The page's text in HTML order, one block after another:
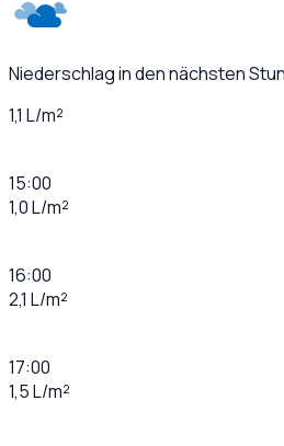
Niederschlag in den nächsten
1,1 L/m²
15:00
1,0 L/m²
16:00
2,1 L/m²
17:00
1,5 L/m²